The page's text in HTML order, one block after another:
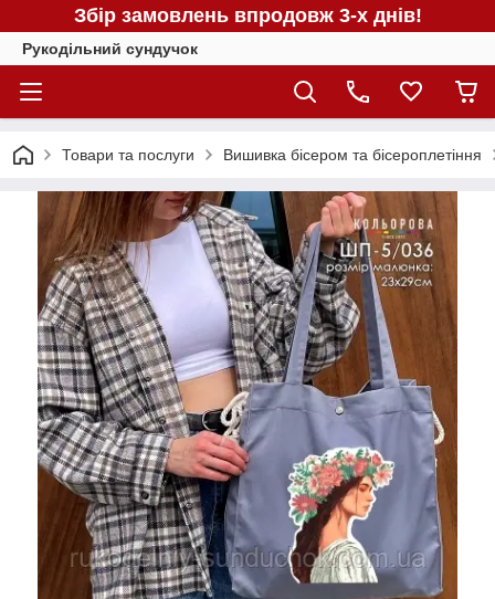
Збір замовлень впродовж 3-х днів!
Рукодільний сундучок
Товари та послуги Вишивка бісером та бісероплетіння